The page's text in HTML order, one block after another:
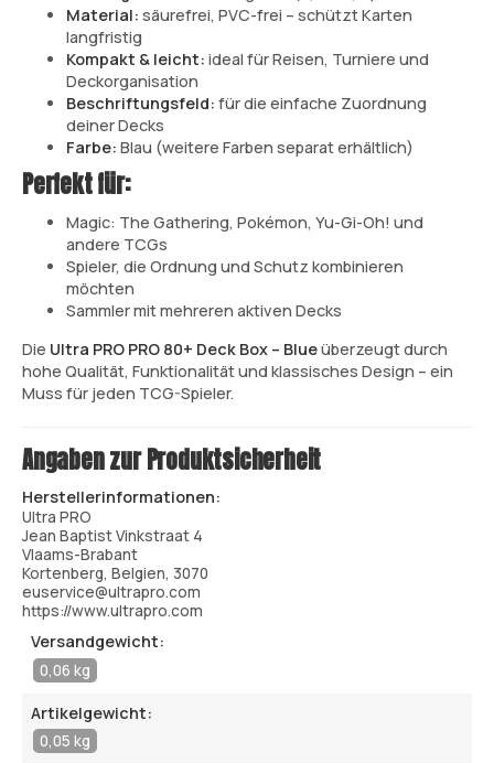
Material: säurefrei, PVC-frei – schützt Karten
langfristig
Kompakt & leicht: ideal für Reisen, Turniere und
Deckorganisation
Beschriftungsfeld: für die einfache Zuordnung
deiner Decks
Farbe: Blau (weitere Farben separat erhältlich)
Perfekt für:
Magic: The Gathering, Pokémon, Yu-Gi-Oh! und
andere TCGs
Spieler, die Ordnung und Schutz kombinieren
möchten
Sammler mit mehreren aktiven Decks
Die Ultra PRO PRO 80+ Deck Box – Blueüberzeugt durch
hohe Qualität, Funktionalität und klassisches Design – ein
Muss für jeden TCG-Spieler.
Angaben zur Produktsicherheit
Herstellerinformationen:
Ultra PRO
Jean Baptist Vinkstraat 4
Vlaams-Brabant
Kortenberg, Belgien, 3070
euservice@ultrapro.com
https://www.ultrapro.com
Versandgewicht:
0,06 kg
Artikelgewicht:
0,05 kg